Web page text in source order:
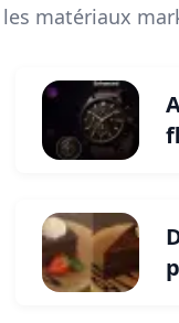
matériaux